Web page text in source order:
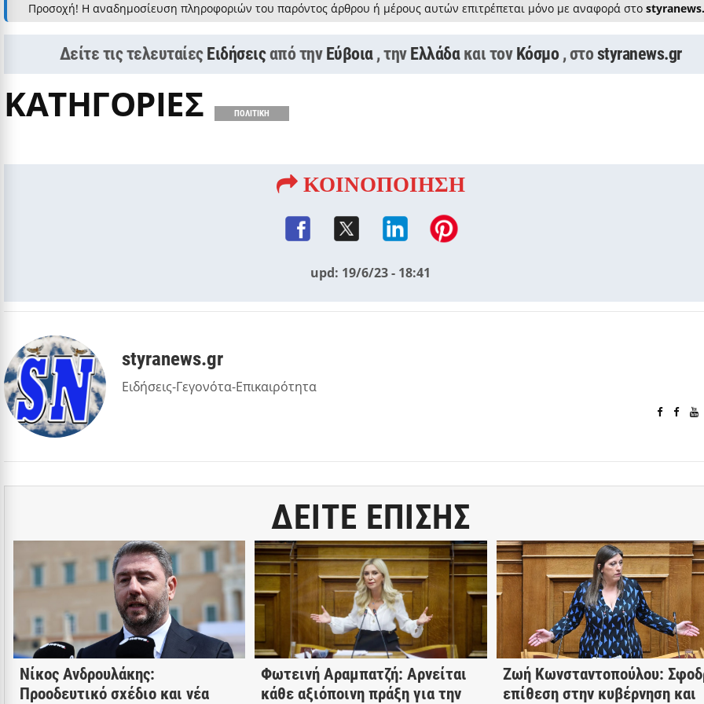
Προσοχή! Η αναδημοσίευση πληροφοριών του παρόντος άρθρου ή μέρους αυτών επιτρέπεται μόνο με αναφορά στο
Δείτε τις τελευταίες Ειδήσειςαπό την Εύβοια , την Ελλάδα και τον Κόσμο , στο styranews.gr
ΚΑΤΗΓΟΡΙΕΣ ΠΟΛΙΤΙΚΗ
ΚΟΙΝΟΠΟΙΗΣΗ
upd: 19/6/23 - 18:41
styranews.gr
Ειδήσεις-Γεγονότα-Επικαιρότητα
ΔΕΙΤΕ ΕΠΙΣΗΣ
Νίκος Ανδρουλάκης:
Προοδευτικό σχέδιο και νέα
Φωτεινή Αραμπατζή: Αρνείται
κάθε αξιόποινη πράξη για την
Ζωή Κωνσταντοπούλου:
επίθεση στην κυβέρνηση και